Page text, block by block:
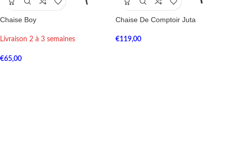
Chaise Boy
Livraison 2 à 3 semaines
€65,00
Chaise De Comptoir Juta
€119,00